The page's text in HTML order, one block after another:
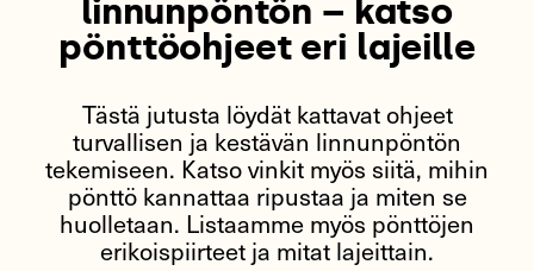
linnunpöntön – katso
pönttöohjeet eri lajeille
Tästä jutusta löydät kattavat ohjeet
turvallisen ja kestävän linnunpöntön
tekemiseen. Katso vinkit myös siitä, mihin
pönttö kannattaa ripustaa ja miten se
huolletaan. Listaamme myös pönttöjen
erikoispiirteet ja mitat lajeittain.